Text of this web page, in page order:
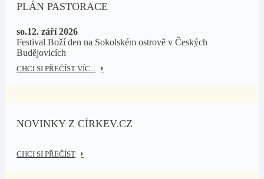
PLÁN PASTORACE
so.12. září 2026
Festival Boží den na Sokolském ostrově v Českých
Budějovicích
CHCI SI PŘEČÍST VÍC...
NOVINKY Z CÍRKEV.CZ
CHCI SI PŘEČÍST